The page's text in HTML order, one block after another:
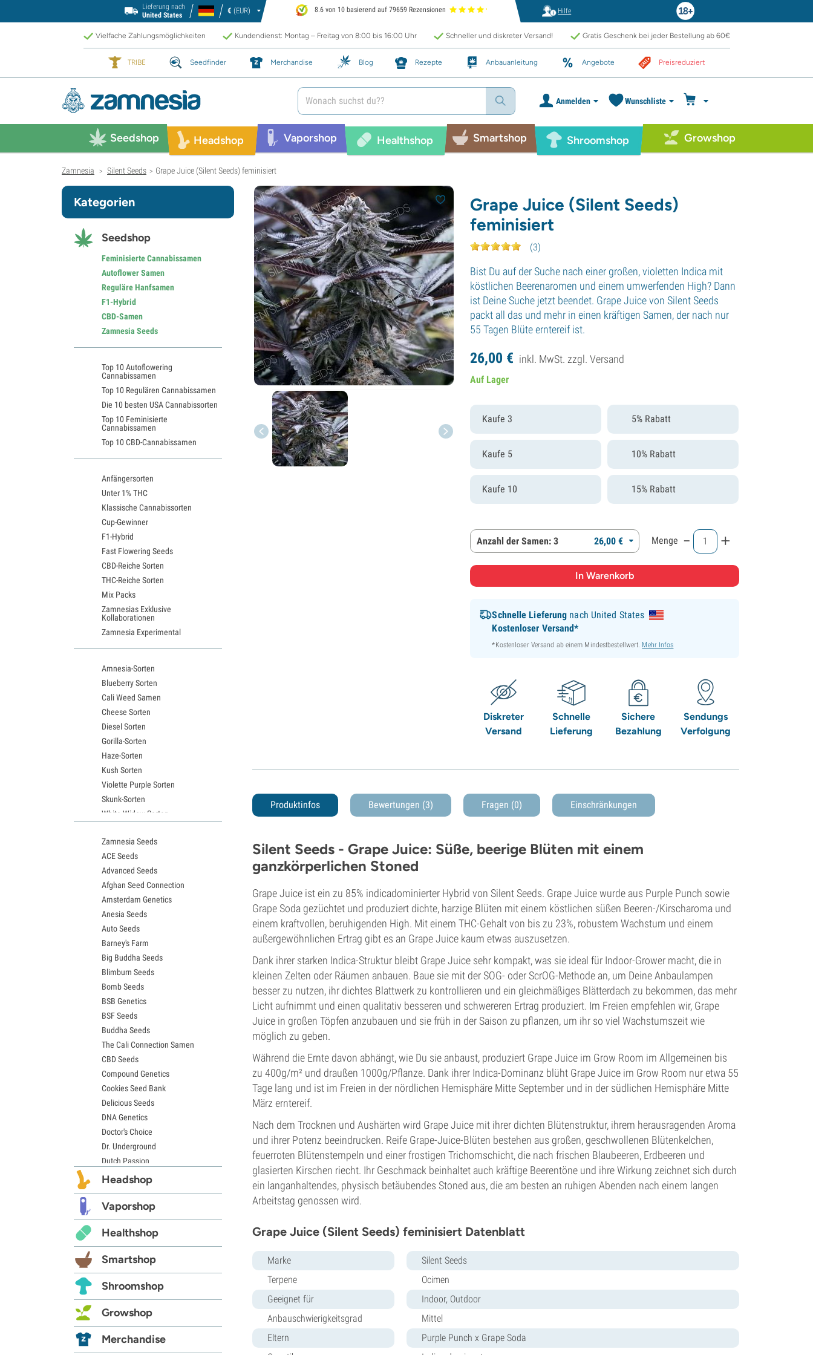
Lieferung nach
United States
€ (EUR) 8.6 von 10 basierend auf 79659 Rezensionen Hilfe
Vielfache Zahlungsmöglichkeiten Kundendienst: Montag – Freitag von 8:00 bis 16:00 Uhr Schneller und diskreter Versand! Gratis Geschenk bei jeder Bestellung ab 60€
TRIBE Seedfinder Merchandise Blog Rezepte Anbauanleitung Angebote Preisreduziert
Anmelden Wunschliste
Seedshop Headshop Vaporshop Healthshop Smartshop Shroomshop Growshop
Zamnesia > Silent Seeds > Grape Juice (Silent Seeds) feminisiert
Grape Juice (Silent Seeds)
feminisiert
(3)
Bist Du auf der Suche nach einer großen, violetten Indica mit
köstlichen Beerenaromen und einem umwerfenden High? Dann
ist Deine Suche jetzt beendet. Grape Juice von Silent Seeds
packt all das und mehr in einen kräftigen Samen, der nach nur
55 Tagen Blüte erntereif ist.
26,00 € inkl. MwSt. zzgl.Versand
Auf Lager
Kaufe 3 5% Rabatt
Kaufe 5 10% Rabatt
Kaufe 10 15% Rabatt
Anzahl der Samen: 3 26,00 € Menge - +
Schnelle Lieferung nach United States
Kostenloser Versand*
*Kostenloser Versand ab einem Mindestbestellwert. Mehr Infos
Diskreter
Versand
Schnelle
Lieferung
Sichere
Bezahlung
Sendungs
Verfolgung
Produktinfos Bewertungen (3) Fragen (0) Einschränkungen
Silent Seeds - Grape Juice: Süße, beerige Blüten mit einem
ganzkörperlichen Stoned
Grape Juice ist ein zu 85% indicadominierter Hybrid von Silent Seeds. Grape Juice wurde aus Purple Punch sowie
Grape Soda gezüchtet und produziert dichte, harzige Blüten mit einem köstlichen süßen Beeren-/Kirscharoma und
einem kraftvollen, beruhigenden High. Mit einem THC-Gehalt von bis zu 23%, robustem Wachstum und einem
außergewöhnlichen Ertrag gibt es an Grape Juice kaum etwas auszusetzen.
Dank ihrer starken Indica-Struktur bleibt Grape Juice sehr kompakt, was sie ideal für Indoor-Grower macht, die in
kleinen Zelten oder Räumen anbauen. Baue sie mit der SOG- oder ScrOG-Methode an, um Deine Anbaulampen
besser zu nutzen, ihr dichtes Blattwerk zu kontrollieren und ein gleichmäßiges Blätterdach zu bekommen, das mehr
Licht aufnimmt und einen qualitativ besseren und schwereren Ertrag produziert. Im Freien empfehlen wir, Grape
Juice in großen Töpfen anzubauen und sie früh in der Saison zu pflanzen, um ihr so viel Wachstumszeit wie
möglich zu geben.
Während die Ernte davon abhängt, wie Du sie anbaust, produziert Grape Juice im Grow Room im Allgemeinen bis
zu 400g/m² und draußen 1000g/Pflanze. Dank ihrer Indica-Dominanz blüht Grape Juice im Grow Room nur etwa 55
Tage lang und ist im Freien in der nördlichen Hemisphäre Mitte September und in der südlichen Hemisphäre Mitte
März erntereif.
Nach dem Trocknen und Aushärten wird Grape Juice mit ihrer dichten Blütenstruktur, ihrem herausragenden Aroma
und ihrer Potenz beeindrucken. Reife Grape-Juice-Blüten bestehen aus großen, geschwollenen Blütenkelchen,
feuerroten Blütenstempeln und einer frostigen Trichomschicht, die nach frischen Blaubeeren, Erdbeeren und
glasierten Kirschen riecht. Ihr Geschmack beinhaltet auch kräftige Beerentöne und ihre Wirkung zeichnet sich durch
ein langanhaltendes, physisch betäubendes Stoned aus, die am besten an ruhigen Abenden nach einem langen
Arbeitstag genossen wird.
Grape Juice (Silent Seeds) feminisiert Datenblatt
Marke
Silent Seeds
Terpene
Ocimen
Geeignet für
Indoor, Outdoor
Anbauschwierigkeitsgrad
Mittel
Eltern
Purple Punch x Grape Soda
Kategorien
Seedshop
Feminisierte Cannabissamen
Autoflower Samen
Reguläre Hanfsamen
F1-Hybrid
CBD-Samen
Zamnesia Seeds
Top 10 Autoflowering
Cannabissamen
Top 10 Regulären Cannabissamen
Die 10 besten USA Cannabissorten
Top 10 Feminisierte
Cannabissamen
Top 10 CBD-Cannabissamen
Anfängersorten
Unter 1% THC
Klassische Cannabissorten
Cup-Gewinner
F1-Hybrid
Fast Flowering Seeds
CBD-Reiche Sorten
THC-Reiche Sorten
Mix Packs
Zamnesias Exklusive
Kollaborationen
Zamnesia Experimental
Amnesia-Sorten
Blueberry Sorten
Cali Weed Samen
Cheese Sorten
Diesel Sorten
Gorilla-Sorten
Haze-Sorten
Kush Sorten
Violette Purple Sorten
Skunk-Sorten
White Widow Sorten
Granddaddy Purple Samen
OG Kush Samen
Blue Dream Samen
Lemon Haze Samen
Bruce Banner Samen
Gelato Samen
Sour Diesel Samen
Jack Herer Samen
Girl Scout Cookies Samen
Wedding Cake Samen
Zkittlez Samen
Pineapple Express Samen
Chemdawg Samen
Hindu Kush Samen
Mimosa Samen
Zamnesia Seeds
ACE Seeds
Advanced Seeds
Afghan Seed Connection
Amsterdam Genetics
Anesia Seeds
Auto Seeds
Barney's Farm
Big Buddha Seeds
Blimburn Seeds
Bomb Seeds
BSB Genetics
BSF Seeds
Buddha Seeds
The Cali Connection Samen
CBD Seeds
Compound Genetics
Cookies Seed Bank
Delicious Seeds
DNA Genetics
Doctor's Choice
Dr. Underground
Dutch Passion
Elite Seeds
Exotic Seed
Expert Seeds
FastBuds
Female Seeds
French Touch Seeds
Garden of Green
GeneSeeds
G13 Labs
Grass-O-Matic
Headshop
Vaporshop
Healthshop
Smartshop
Shroomshop
Growshop
Merchandise